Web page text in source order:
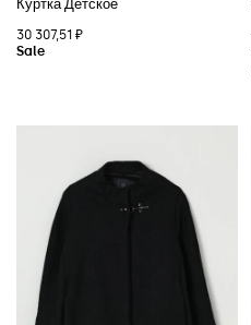
30 307,51 ₽